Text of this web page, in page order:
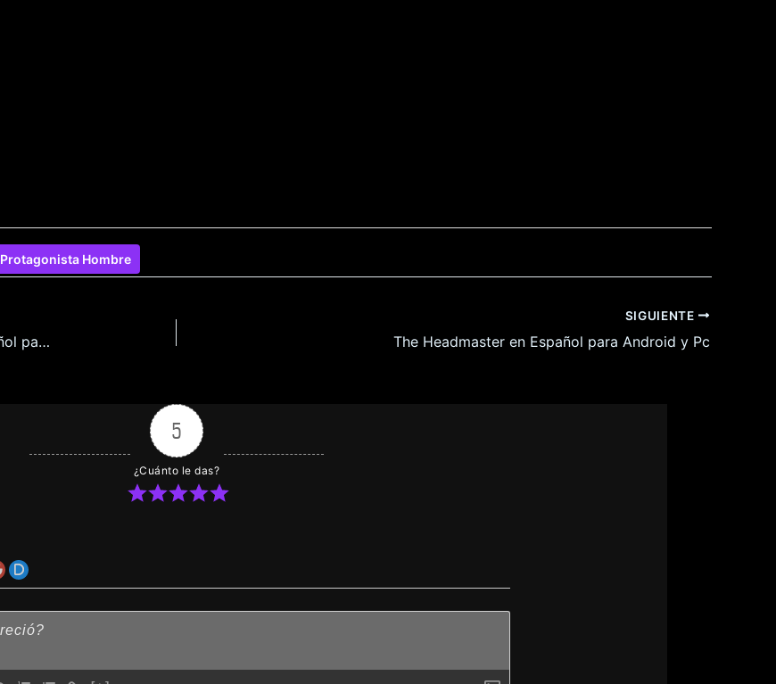
Protagonista Hombre
Doncella del Cuento de la Leche: Clarabelle en Español para Android y Pc
SIGUIENTE
The Headmaster en Español para Android y Pc
5
¿Cuánto le das?